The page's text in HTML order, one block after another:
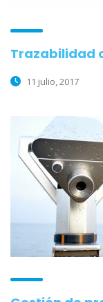
Trazabilidad
11 julio, 2017